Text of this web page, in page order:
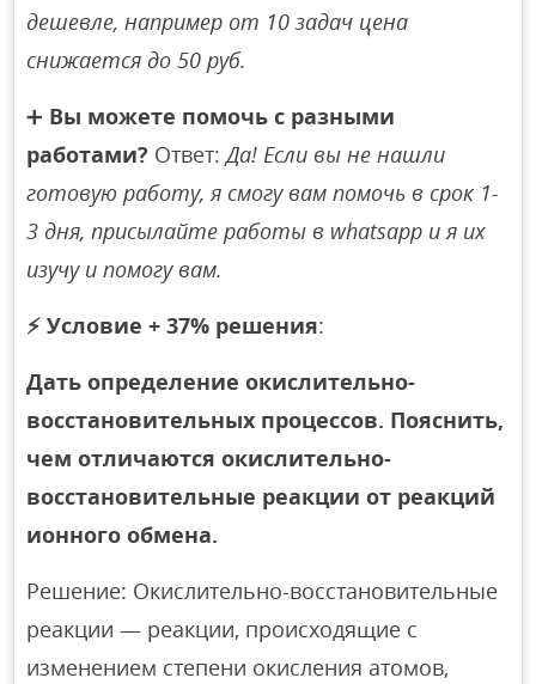
дешевле, например от 10 задач цена
снижается до 50 руб.
➕ Вы можете помочь с разными
работами? Ответ:Да! Если вы не нашли
готовую работу, я смогу вам помочь в срок 1-
3 дня, присылайте работы в whatsapp и я их
изучу и помогу вам.
⚡ Условие + 37% решения:
Дать определение окислительно-
восстановительных процессов. Пояснить,
чем отличаются окислительно-
восстановительные реакции от реакций
ионного обмена.
Решение: Окислительно-восстановительные
реакции — реакции, происходящие с
изменением степени окисления атомов,